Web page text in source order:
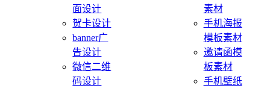
面设计
贺卡设计
banner广
告设计
微信二维
码设计
素材
手机海报
模板素材
邀请函模
板素材
手机壁纸